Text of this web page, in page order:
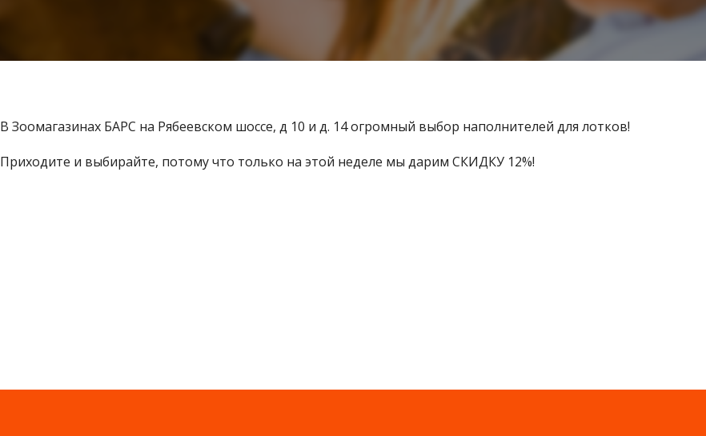
В Зоомагазинах БАРС на Рябеевском шоссе, д 10 и д. 14 огромный выбор наполнителей для лотков!
Приходите и выбирайте, потому что только на этой неделе мы дарим СКИДКУ 12%!